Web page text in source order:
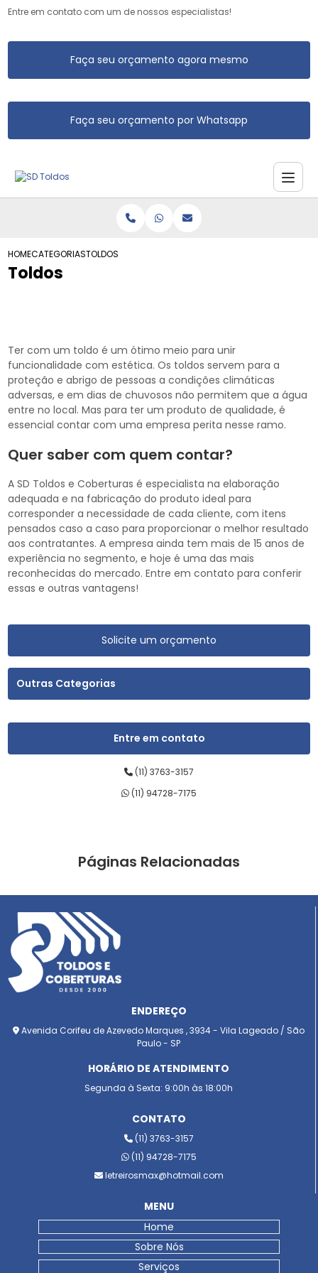
Entre em contato com um de nossos especialistas!
Faça seu orçamento agora mesmo
Faça seu orçamento por Whatsapp
HOMECATEGORIASTOLDOS
Toldos
Ter com um toldo é um ótimo meio para unir
funcionalidade com estética. Os toldos servem para a
proteção e abrigo de pessoas a condições climáticas
adversas, e em dias de chuvosos não permitem que a água
entre no local. Mas para ter um produto de qualidade, é
essencial contar com uma empresa perita nesse ramo.
Quer saber com quem contar?
A SD Toldos e Coberturas é especialista na elaboração
adequada e na fabricação do produto ideal para
corresponder a necessidade de cada cliente, com itens
pensados caso a caso para proporcionar o melhor resultado
aos contratantes. A empresa ainda tem mais de 15 anos de
experiência no segmento, e hoje é uma das mais
reconhecidas do mercado. Entre em contato para conferir
essas e outras vantagens!
Solicite um orçamento
Outras Categorias
Entre em contato
(11) 3763-3157
(11) 94728-7175
Páginas Relacionadas
ENDEREÇO
Avenida Corifeu de Azevedo Marques , 3934 - Vila Lageado / São
Paulo - SP
HORÁRIO DE ATENDIMENTO
Segunda à Sexta: 9:00h às 18:00h
CONTATO
(11) 3763-3157
(11) 94728-7175
letreirosmax@hotmail.com
MENU
Home
Sobre Nós
Serviços